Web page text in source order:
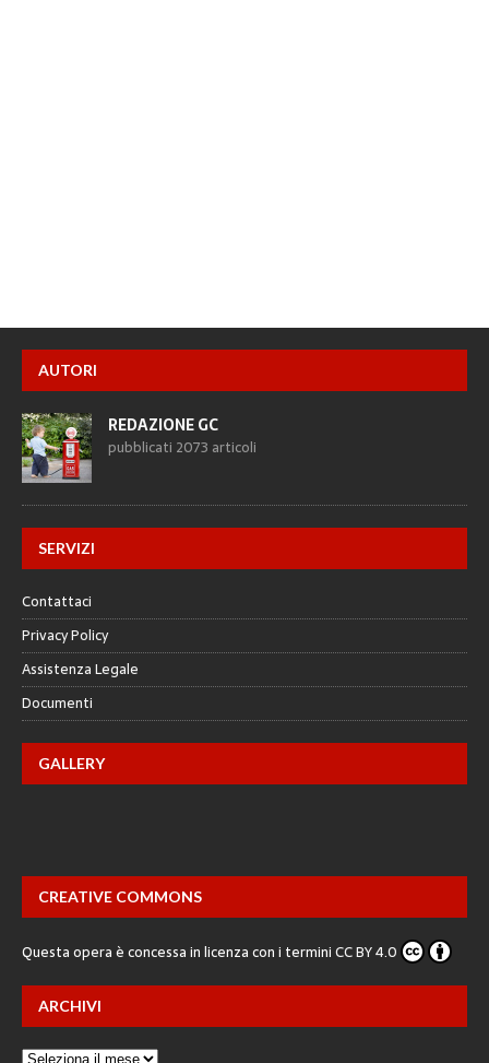
AUTORI
REDAZIONE GC
pubblicati 2073 articoli
SERVIZI
Contattaci
Privacy Policy
Assistenza Legale
Documenti
GALLERY
CREATIVE COMMONS
Questa opera è concessa in licenza con i terminiCC BY 4.0
ARCHIVI